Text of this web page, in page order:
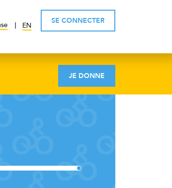
EN
SE CONNECTER
JE DONNE